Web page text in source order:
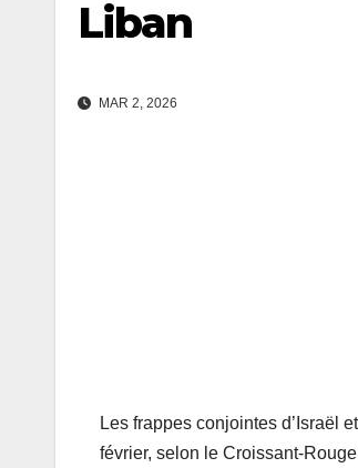
Liban
MAR 2, 2026
Les frappes conjointes d’Israël
février, selon le Croissant-